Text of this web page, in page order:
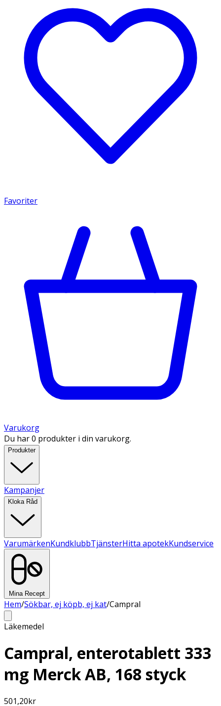
Favoriter
Varukorg
Du har 0 produkter i din varukorg.
Produkter
Kampanjer
Kloka Råd
VarumärkenKundklubbTjänsterHitta apotekKundservice
Mina Recept
Hem/Sökbar, ej köpb, ej kat/Campral
Läkemedel
Campral, enterotablett 333
mg Merck AB, 168 styck
501,20kr